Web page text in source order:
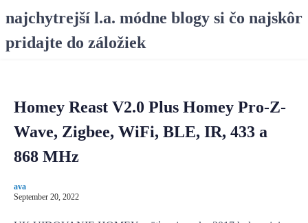
najchytrejší l.a. módne blogy si čo najskôr
pridajte do záložiek
Homey Reast V2.0 Plus Homey Pro-Z-
Wave, Zigbee, WiFi, BLE, IR, 433 a
868 MHz
ava
September 20, 2022